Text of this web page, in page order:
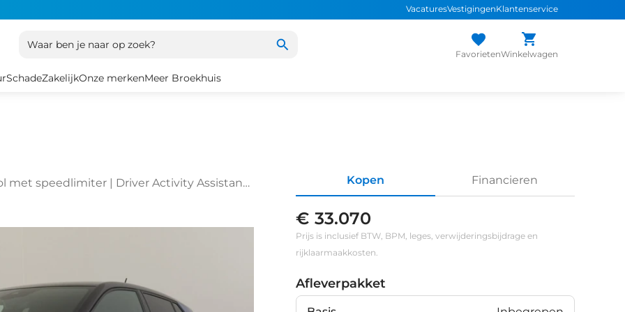
VacaturesVestigingenKlantenservice
Waar ben je naar op zoek?
FavorietenWinkelwagen
SchadeZakelijkOnze merkenMeer Broekhuis
met speedlimiter | Driver Activity Assistant,
Kopen Financieren
€ 33.070
Prijs is inclusief BTW, BPM, leges, verwijderingsbijdrage en
rijklaarmaakkosten.
Afleverpakket